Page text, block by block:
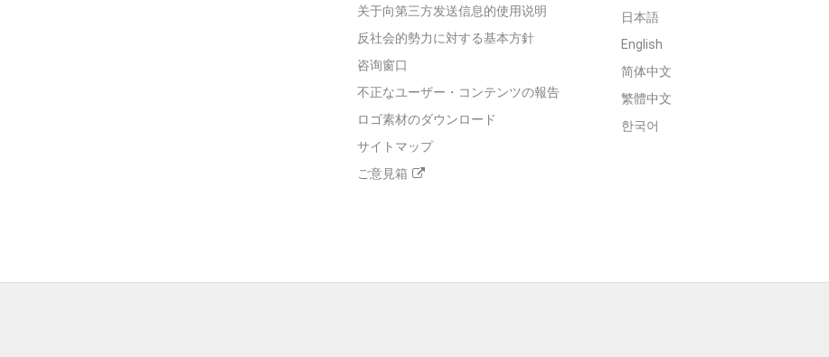
关于向第三方发送信息的使用说明
反社会的勢力に対する基本方針
咨询窗口
不正なユーザー・コンテンツの報告
ロゴ素材のダウンロード
サイトマップ
ご意見箱
日本語
English
简体中文
繁體中文
한국어